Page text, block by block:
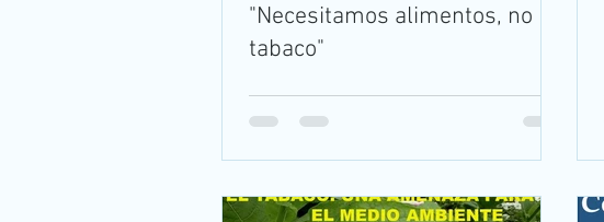
"Necesitamos alimentos, no
tabaco"